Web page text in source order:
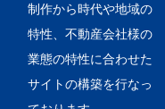
制作から時代や地域の
特性、不動産会社様の
業態の特性に合わせた
サイトの構築を行なっ